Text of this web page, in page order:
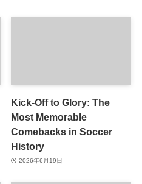
Kick-Off to Glory: The
Most Memorable
Comebacks in Soccer
History
2026年6月19日